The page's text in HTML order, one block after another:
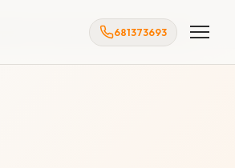
681373693
clave para mejorar la erección